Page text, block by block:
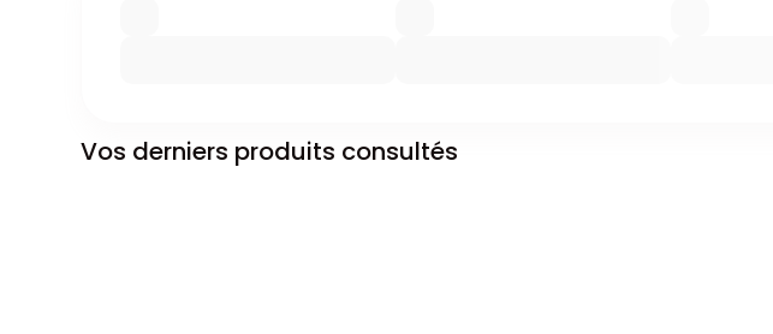
Vos derniers produits consultés